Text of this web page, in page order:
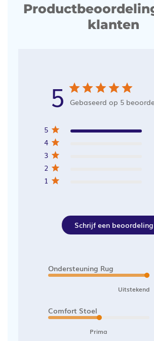
klanten
5 Gebaseerd op 5
5
4
3
2
1
Schrijf een beoordeling
Ondersteuning Rug
Uitstekend
Comfort Stoel
Prima